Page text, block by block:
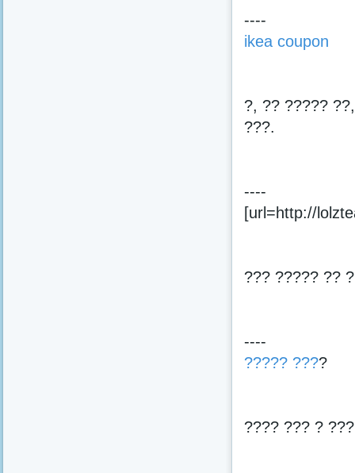
----
ikea coupon
?, ?? ?????
???.
----
[url=http://
??? ????? ??
----
????? ????
???? ??? ?